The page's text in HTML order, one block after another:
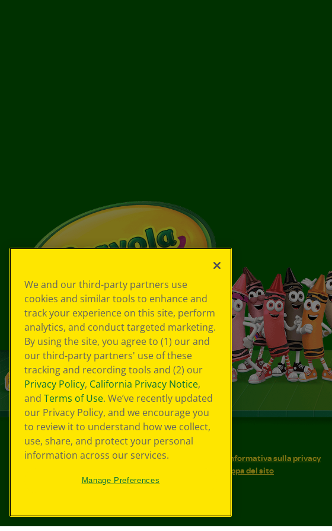
© 2026 Crayola® Tutti i diritti riservati.
Le tue scelte in materia di privacy
Informativa sulla privacy
Mappa del sito
We and our third-party partners use
cookies and similar tools to enhance and
track your experience on this site, perform
analytics, and conduct targeted marketing.
By using the site, you agree to (1) our and
our third-party partners' use of these
tracking and recording tools and (2) our
Privacy Policy, California Privacy Notice,
and Terms of Use. We’ve recently updated
our Privacy Policy, and we encourage you
to review it to understand how we collect,
use, share, and protect your personal
information across our services.
Manage Preferences